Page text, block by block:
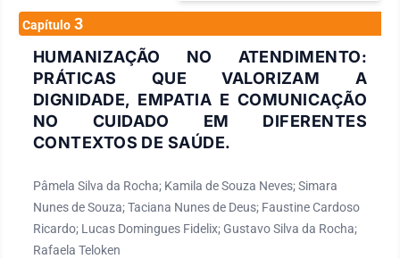
Capítulo 3
HUMANIZAÇÃO NO ATENDIMENTO:
PRÁTICAS QUE VALORIZAM A
DIGNIDADE, EMPATIA E COMUNICAÇÃO
NO CUIDADO EM DIFERENTES
CONTEXTOS DE SAÚDE.
Pâmela Silva da Rocha; Kamila de Souza Neves; Simara
Nunes de Souza; Taciana Nunes de Deus; Faustine Cardoso
Ricardo; Lucas Domingues Fidelix; Gustavo Silva da Rocha;
Rafaela Teloken